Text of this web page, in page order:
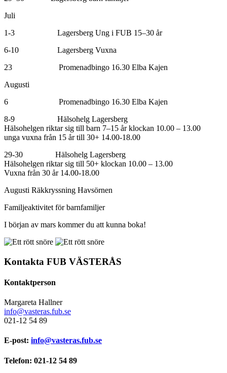
Juli
1-3 Lagersberg Ung i FUB 15–30 år
6-10 Lagersberg Vuxna
23 Promenadbingo 16.30 Elba Kajen
Augusti
6 Promenadbingo 16.30 Elba Kajen
8-9 Hälsohelg Lagersberg
Hälsohelgen riktar sig till barn 7–15 år klockan 10.00 – 13.00
unga vuxna från 15 år till 30+ 14.00-18.00
29-30 Hälsohelg Lagersberg
Hälsohelgen riktar sig till 50+ klockan 10.00 – 13.00
Vuxna från 30 år 14.00-18.00
Augusti Räkkryssning Havsörnen
Familjeaktivitet för barnfamiljer
I början av mars kommer du att kunna boka!
Kontakta FUB VÄSTERÅS
Kontaktperson
Margareta Hallner
info@vasteras.fub.se
021-12 54 89
E-post: info@vasteras.fub.se
Telefon: 021-12 54 89